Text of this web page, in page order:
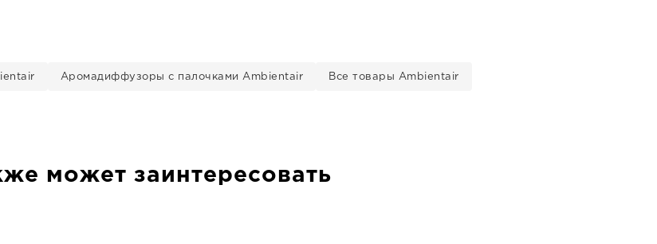
Аромадиффузоры с палочками Ambientair Все товары Ambientair
может заинтересовать